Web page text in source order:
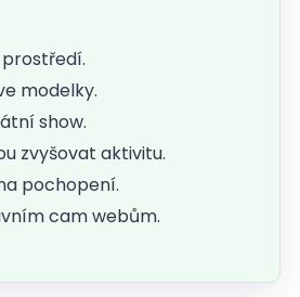
modelky.
show.
zvyšovat aktivitu.
pochopení.
cam webům.